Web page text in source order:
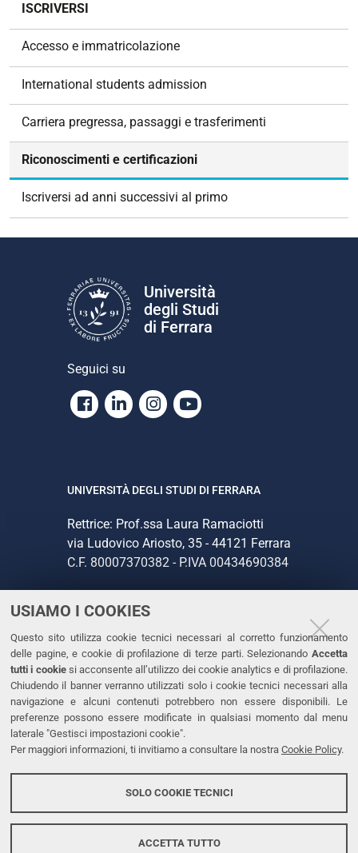
USIAMO I COOKIES
Questo sito utilizza cookie tecnici necessari al corretto funzionamento
delle pagine, e cookie di profilazione di terze parti. Selezionando Accetta
tutti i cookiesi acconsente all’utilizzo dei cookie analytics e di profilazione.
Chiudendo il banner verranno utilizzati solo i cookie tecnici necessari alla
navigazione e alcuni contenuti potrebbero non essere disponibili. Le
preferenze possono essere modificate in qualsiasi momento dal menu
laterale "Gestisci impostazioni cookie".
Per maggiori informazioni, ti invitiamo a consultare la nostra Cookie Policy.
SOLO COOKIE TECNICI
ACCETTA TUTTO
ISCRIVERSI
Accesso e immatricolazione
International students admission
Carriera pregressa, passaggi e trasferimenti
Riconoscimenti e certificazioni
Iscriversi ad anni successivi al primo
Università
degli Studi
di Ferrara
Seguici su
Facebook
LinkedinInstagram
Youtube
UNIVERSITÀ DEGLI STUDI DI FERRARA
Rettrice: Prof.ssa Laura Ramaciotti
via Ludovico Ariosto, 35 - 44121 Ferrara
C.F. 80007370382 - P.IVA 00434690384
CONTATTI
Tel. +39 0532 293111
Fax. +39 0532 293031
PEC
LINKS
Dichiarazione di accessibilità
Protezione dati personali